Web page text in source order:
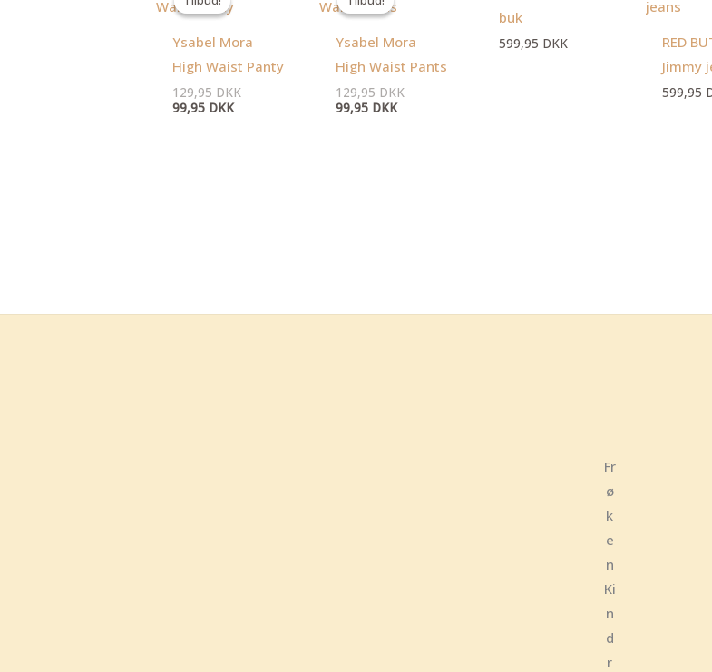
Ysabel Mora
High Waist Panty
129,95DKK
129,95 DKK.
99,95 DKK
pris
99,95 DKK.
Ysabel Mora
High Waist Pants
129,95DKK
129,95 DKK.
99,95 DKK
99,95 DKK.
buk
599,95 DKK
RED
Jimmy
599,95
Fr
ø
k
e
n
Ki
n
d
r